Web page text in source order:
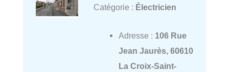
Catégorie : Électricien
Adresse : 106 Rue
Jean Jaurès, 60610
La Croix-Saint-